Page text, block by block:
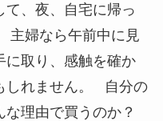
て、夜、自宅に帰っ
主婦なら午前中に見
に取り、感触を確か
しれません。 自分の
理由で買うのか？